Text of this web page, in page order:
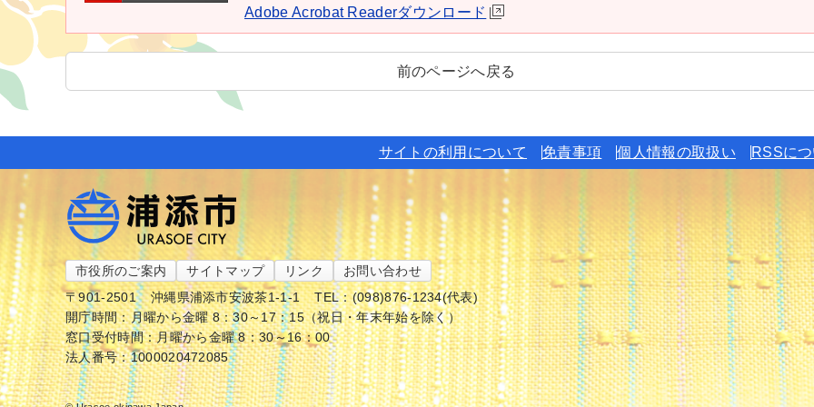
Adobe Acrobat Readerダウンロード
前のページへ戻る
サイトの利用について 免責事項 個人情報の取扱い RSSに
市役所のご案内 サイトマップ リンク
お問い合わせ
〒901-2501
沖縄県浦添市安波茶1-1-1
TEL：(098)876-1234(代表)
開庁時間：月曜から金曜 8：30～17：15（祝日・年末年始を除く）
窓口受付時間：月曜から金曜 8：30～16：00
法人番号：1000020472085